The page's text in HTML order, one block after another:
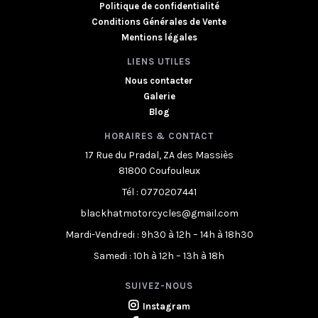
Politique de confidentialité
Conditions Générales de Vente
Mentions légales
LIENS UTILES
Nous contacter
Galerie
Blog
HORAIRES & CONTACT
17 Rue du Pradal, ZA des Massiès
81800 Coufouleux
Tél : 0770207441
blackhatmotorcycles@gmail.com
Mardi-Vendredi : 9h30 à 12h – 14h à 18h30
Samedi : 10h à 12h – 13h à 18h
SUIVEZ-NOUS
Instagram